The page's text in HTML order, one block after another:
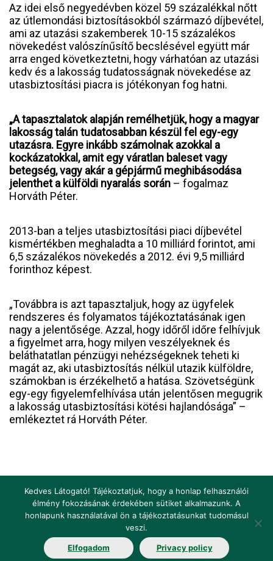
Az idei első negyedévben közel 59 százalékkal nőtt
az útlemondási biztosításokból származó díjbevétel,
ami az utazási szakemberek 10-15 százalékos
növekedést valószínűsítő becslésével együtt már
arra enged következtetni, hogy várhatóan az utazási
kedv és a lakosság tudatosságnak növekedése az
utasbiztosítási piacra is jótékonyan fog hatni.
„A tapasztalatok alapján remélhetjük, hogy a magyar
lakosság talán tudatosabban készül fel egy-egy
utazásra. Egyre inkább számolnak azokkal a
kockázatokkal, amit egy váratlan baleset vagy
betegség, vagy akár a gépjármű meghibásodása
jelenthet a külföldi nyaralás során – fogalmaz
Horváth Péter.
2013-ban a teljes utasbiztosítási piaci díjbevétel
kismértékben meghaladta a 10 milliárd forintot, ami
6,5 százalékos növekedés a 2012. évi 9,5 milliárd
forinthoz képest.
„Továbbra is azt tapasztaljuk, hogy az ügyfelek
rendszeres és folyamatos tájékoztatásának igen
nagy a jelentősége. Azzal, hogy időről időre felhívjuk
a figyelmet arra, hogy milyen veszélyeknek és
beláthatatlan pénzügyi nehézségeknek teheti ki
magát az, aki utasbiztosítás nélkül utazik külföldre,
számokban is érzékelhető a hatása. Szövetségünk
egy-egy figyelemfelhívása után jelentősen megugrik
a lakosság utasbiztosítási kötési hajlandósága” –
emlékeztet rá Horváth Péter.
Impresszum Jogi nyilatkozat Jogszabályok
Fogalomtár Elérhetőségek Álláshirdetés
Kedves Látogató! Tájékoztatjuk, hogy a honlap felhasználói
élmény fokozásának érdekében sütiket alkalmazunk. A
honlapunk használatával ön a tájékoztatásunkat tudomásul
veszi.
Elfogadom Privacy policy